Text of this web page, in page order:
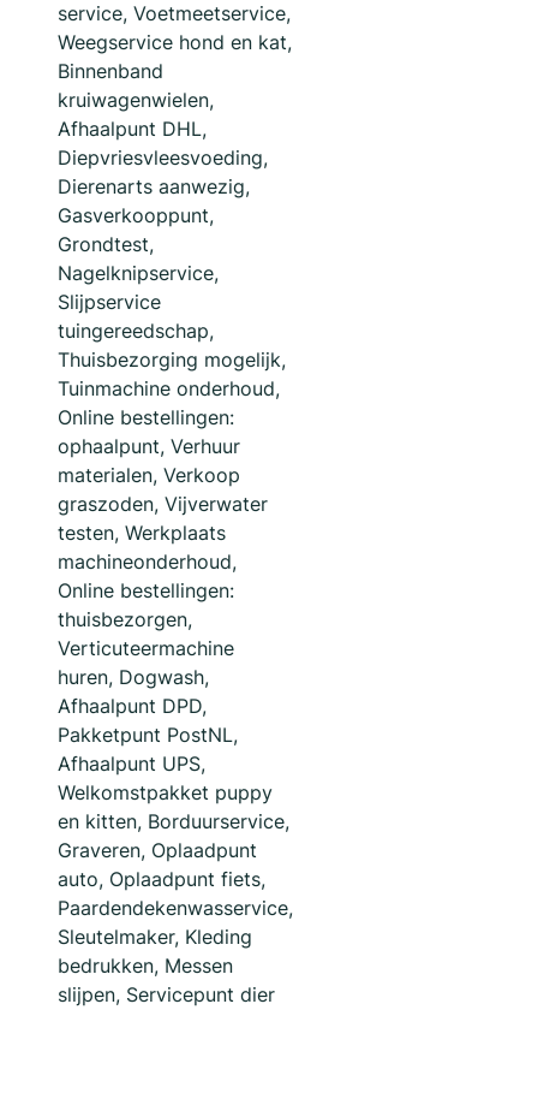
service, Voetmeetservice,
Weegservice hond en kat,
Binnenband
kruiwagenwielen,
Afhaalpunt DHL,
Diepvriesvleesvoeding,
Dierenarts aanwezig,
Gasverkooppunt,
Grondtest,
Nagelknipservice,
Slijpservice
tuingereedschap,
Thuisbezorging mogelijk,
Tuinmachine onderhoud,
Online bestellingen:
ophaalpunt, Verhuur
materialen, Verkoop
graszoden, Vijverwater
testen, Werkplaats
machineonderhoud,
Online bestellingen:
thuisbezorgen,
Verticuteermachine
huren, Dogwash,
Afhaalpunt DPD,
Pakketpunt PostNL,
Afhaalpunt UPS,
Welkomstpakket puppy
en kitten, Borduurservice,
Graveren, Oplaadpunt
auto, Oplaadpunt fiets,
Paardendekenwasservice,
Sleutelmaker, Kleding
bedrukken, Messen
slijpen, Servicepunt dier